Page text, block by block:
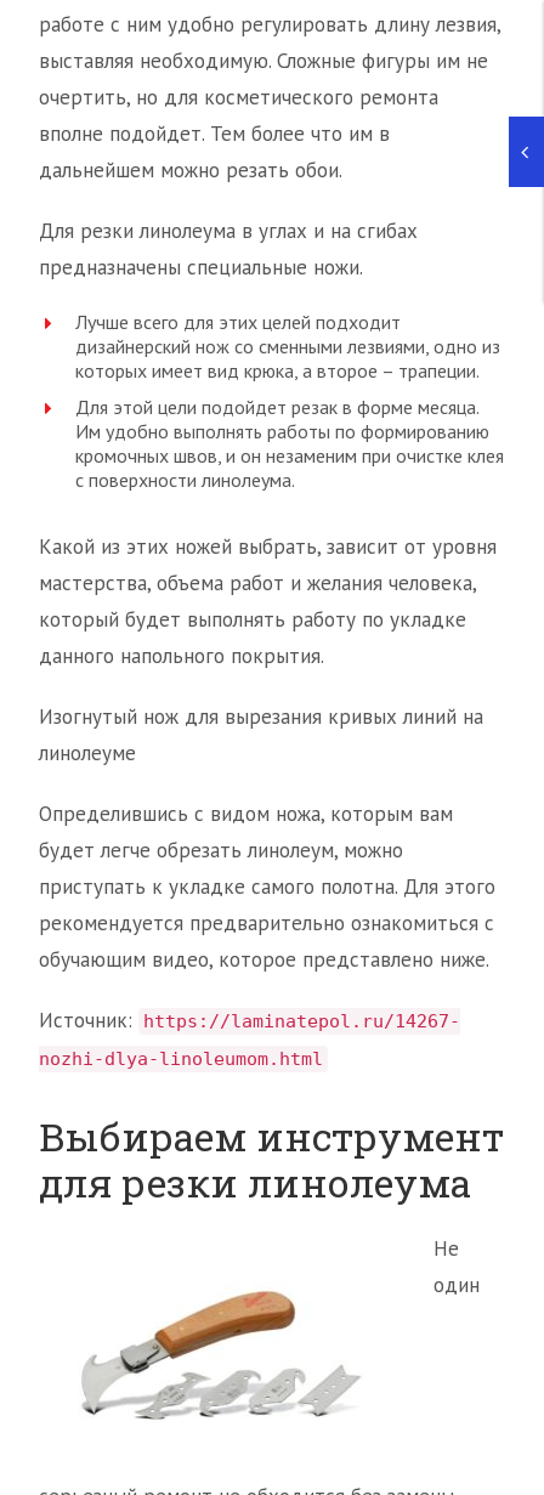
работе с ним удобно регулировать длину лезвия,
выставляя необходимую. Сложные фигуры им не
очертить, но для косметического ремонта
вполне подойдет. Тем более что им в
дальнейшем можно резать обои.
Для резки линолеума в углах и на сгибах
предназначены специальные ножи.
Лучше всего для этих целей подходит
дизайнерский нож со сменными лезвиями, одно из
которых имеет вид крюка, а второе – трапеции.
Для этой цели подойдет резак в форме месяца.
Им удобно выполнять работы по формированию
кромочных швов, и он незаменим при очистке клея
с поверхности линолеума.
Какой из этих ножей выбрать, зависит от уровня
мастерства, объема работ и желания человека,
который будет выполнять работу по укладке
данного напольного покрытия.
Изогнутый нож для вырезания кривых линий на
линолеуме
Определившись с видом ножа, которым вам
будет легче обрезать линолеум, можно
приступать к укладке самого полотна. Для этого
рекомендуется предварительно ознакомиться с
обучающим видео, которое представлено ниже.
Источник:
https://laminatepol.ru/14267-
nozhi-dlya-linoleumom.html
Выбираем инструмент
для резки линолеума
Не
один